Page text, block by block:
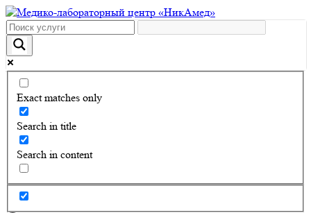
Exact matches only
Search in title
Search in content